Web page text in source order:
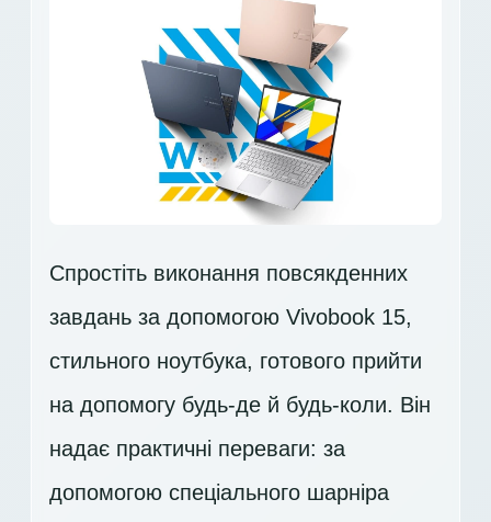
Спростіть виконання повсякденних
завдань за допомогою Vivobook 15,
стильного ноутбука, готового прийти
на допомогу будь-де й будь-коли. Він
надає практичні переваги: за
допомогою спеціального шарніра